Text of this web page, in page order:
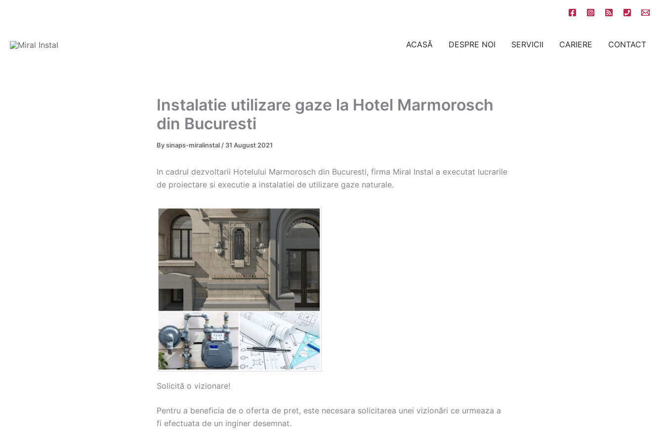
ACASĂ
DESPRE NOI SERVICII CARIERE CONTACT
Instalatie utilizare gaze la Hotel Marmorosch
din Bucuresti
Bysinaps-miralinstal / 31 August 2021
In cadrul dezvoltarii Hotelului Marmorosch din Bucuresti, firma Miral Instal a executat lucrarile
de proiectare si executie a instalatiei de utilizare gaze naturale.
Solicită o vizionare!
Pentru a beneficia de o oferta de pret, este necesara solicitarea unei vizionări ce urmeaza a
fi efectuata de un inginer desemnat.